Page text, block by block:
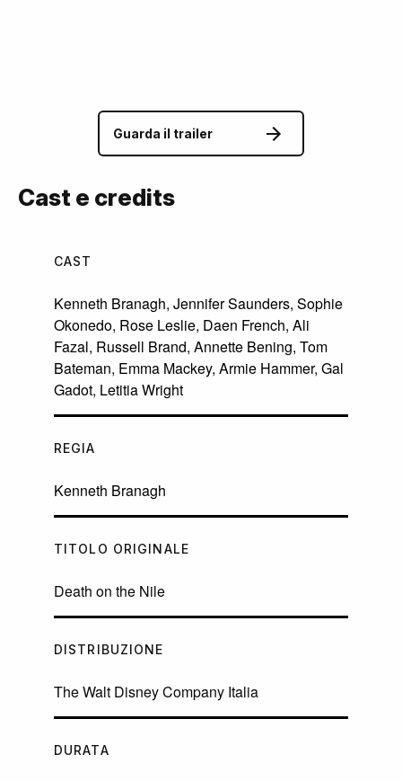
Guarda il trailer
Cast e credits
CAST
Kenneth Branagh, Jennifer Saunders, Sophie
Okonedo, Rose Leslie, Daen French, Ali
Fazal, Russell Brand, Annette Bening, Tom
Bateman, Emma Mackey, Armie Hammer, Gal
Gadot, Letitia Wright
REGIA
Kenneth Branagh
TITOLO ORIGINALE
Death on the Nile
DISTRIBUZIONE
The Walt Disney Company Italia
DURATA